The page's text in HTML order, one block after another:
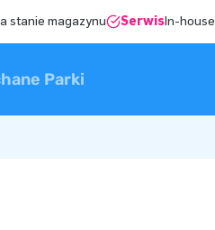
stanie magazynu SerwisIn-house
Parki